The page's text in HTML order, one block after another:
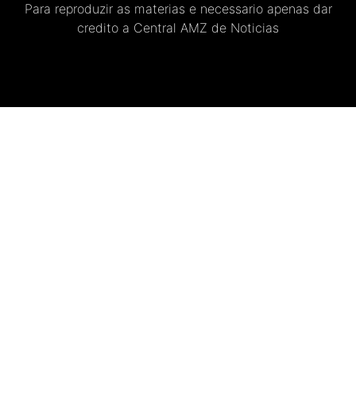
Para reproduzir as materias e necessario apenas dar
credito a Central AMZ de Noticias